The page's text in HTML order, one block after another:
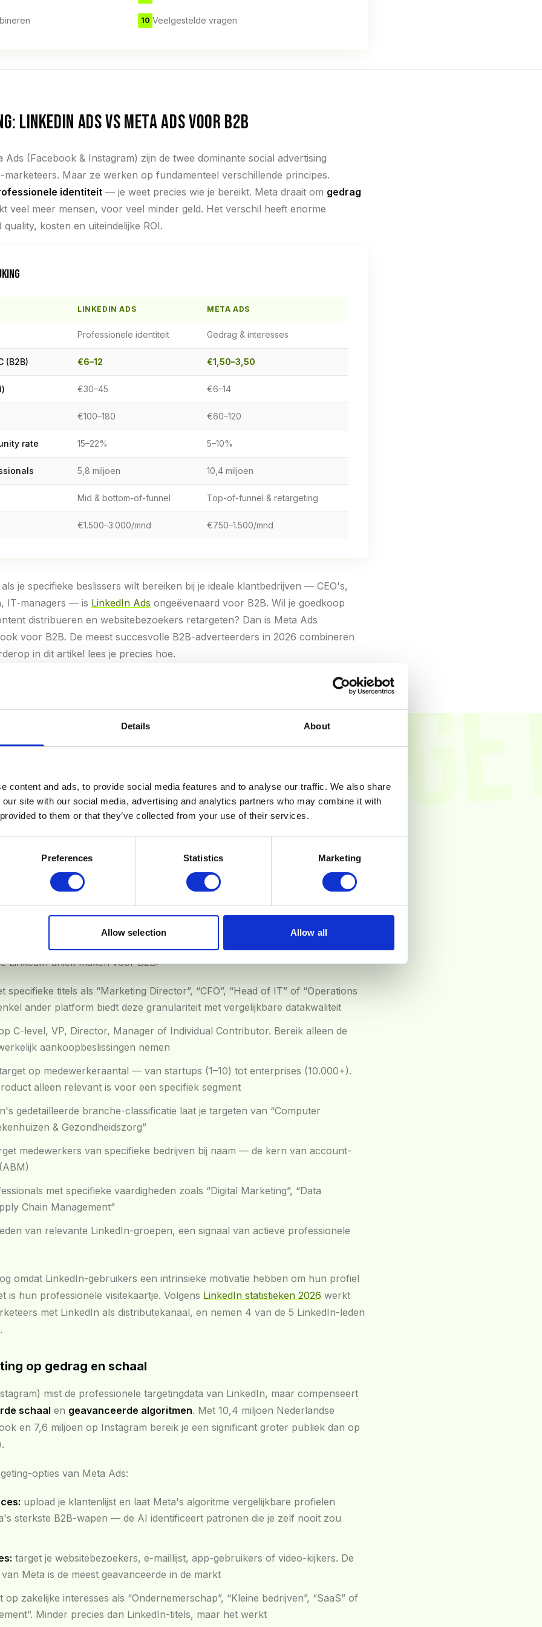
Details About
content and ads, to provide social media features and to analyse our traffic. We also share
site with our social media, advertising and analytics partners who may combine it with
to them or that they’ve collected from your use of their services.
Preferences Statistics Marketing
Allow selection Allow all
10 Veelgestelde vragen
LINKEDIN ADS VS META ADS VOOR B2B
Ads (Facebook & Instagram) zijn de twee dominante social advertising
Maar ze werken op fundamenteel verschillende principes.
identiteit — je weet precies wie je bereikt. Meta draait om gedrag
veel meer mensen, voor veel minder geld. Het verschil heeft enorme
kosten en uiteindelijke ROI.
LINKEDIN ADS META ADS
Professionele identiteit Gedrag & interesses
(B2B) €6–12 €1,50–3,50
€30–45 €6–14
€100–180 €60–120
rate 15–22% 5–10%
5,8 miljoen 10,4 miljoen
Mid & bottom-of-funnel Top-of-funnel & retargeting
€1.500–3.000/mnd €750–1.500/mnd
als je specifieke beslissers wilt bereiken bij je ideale klantbedrijven — CEO's,
IT-managers — is LinkedIn Ads ongeëvenaard voor B2B. Wil je goedkoop
distribueren en websitebezoekers retargeten? Dan is Meta Ads
voor B2B. De meest succesvolle B2B-adverteerders in 2026 combineren
in dit artikel lees je precies hoe.
B2B: IDENTITEIT VS GEDRAG
is het fundament van deze vergelijking. LinkedIn en Meta benaderen het
op totaal verschillende manieren — en dat heeft consequenties voor alles:
tot je salesproces.
op professionele identiteit
. Gebruikers vullen hun eigen profiel in met functietitel, werkgever, branche,
Dit maakt LinkedIn ongeëvenaard voor B2B-targeting.
LinkedIn uniek maken voor B2B:
specifieke titels als “Marketing Director”, “CFO”, “Head of IT” of “Operations
ander platform biedt deze granulariteit met vergelijkbare datakwaliteit
C-level, VP, Director, Manager of Individual Contributor. Bereik alleen de
aankoopbeslissingen nemen
op medewerkeraantal — van startups (1–10) tot enterprises (10.000+).
alleen relevant is voor een specifiek segment
gedetailleerde branche-classificatie laat je targeten van “Computer
& Gezondheidszorg”
medewerkers van specifieke bedrijven bij naam — de kern van account-
met specifieke vaardigheden zoals “Digital Marketing”, “Data
Chain Management”
van relevante LinkedIn-groepen, een signaal van actieve professionele
omdat LinkedIn-gebruikers een intrinsieke motivatie hebben om hun profiel
is hun professionele visitekaartje. Volgens LinkedIn statistieken 2026 werkt
met LinkedIn als distributekanaal, en nemen 4 van de 5 LinkedIn-leden
op gedrag en schaal
mist de professionele targetingdata van LinkedIn, maar compenseert
schaal en geavanceerde algoritmen. Met 10,4 miljoen Nederlandse
en 7,6 miljoen op Instagram bereik je een significant groter publiek dan op
opties van Meta Ads:
upload je klantenlijst en laat Meta's algoritme vergelijkbare profielen
sterkste B2B-wapen — de AI identificeert patronen die je zelf nooit zou
target je websitebezoekers, e-maillijst, app-gebruikers of video-kijkers. De
Meta is de meest geavanceerde in de markt
op zakelijke interesses als “Ondernemerschap”, “Kleine bedrijven”, “SaaS” of
Minder precies dan LinkedIn-titels, maar het werkt